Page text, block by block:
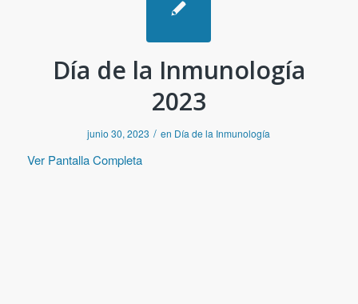
Día de la Inmunología
2023
junio 30, 2023 / en Día de la Inmunología
Ver Pantalla Completa